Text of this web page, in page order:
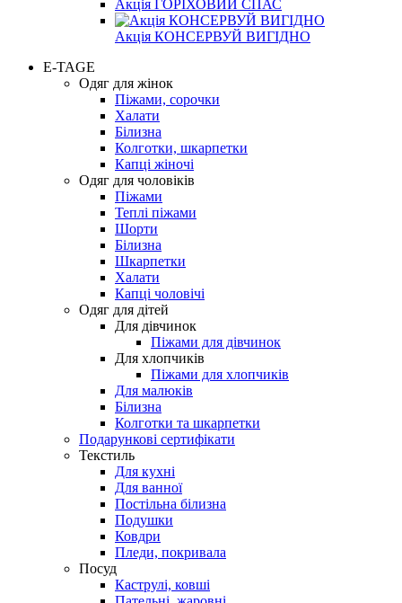
Акція ГОРІХОВИЙ СПАС
Акція КОНСЕРВУЙ ВИГІДНО
E-TAGE
Одяг для жінок
Піжами, сорочки
Халати
Білизна
Колготки, шкарпетки
Капці жіночі
Одяг для чоловіків
Піжами
Теплі піжами
Шорти
Білизна
Шкарпетки
Халати
Капці чоловічі
Одяг для дітей
Для дівчинок
Піжами для дівчинок
Для хлопчиків
Піжами для хлопчиків
Для малюків
Білизна
Колготки та шкарпетки
Подарункові сертифікати
Текстиль
Для кухні
Для ванної
Постільна білизна
Подушки
Ковдри
Пледи, покривала
Посуд
Каструлі, ковші